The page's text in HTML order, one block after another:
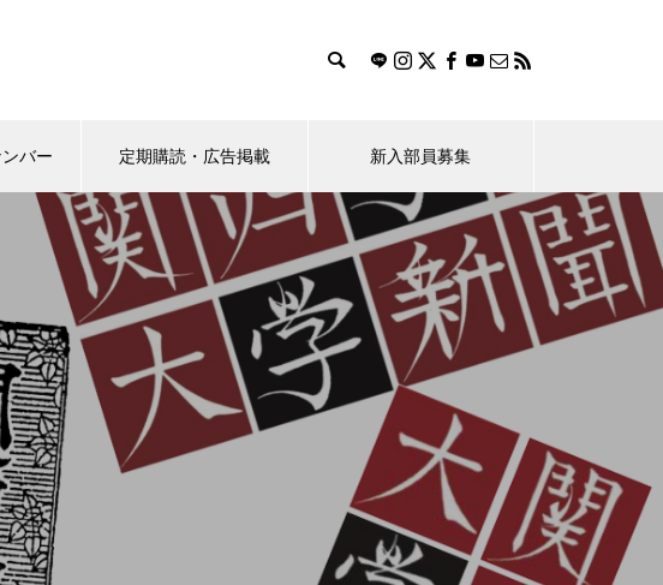
バー 定期購読・広告掲載 新入部員募集
マスターピース おすすめのお店探し隊！
ホー
（ポプラ）桜花賞馬レーヌミノ
ルが教えてくれたこと
学生
学生のBeRealの使い方に対する
問題提起